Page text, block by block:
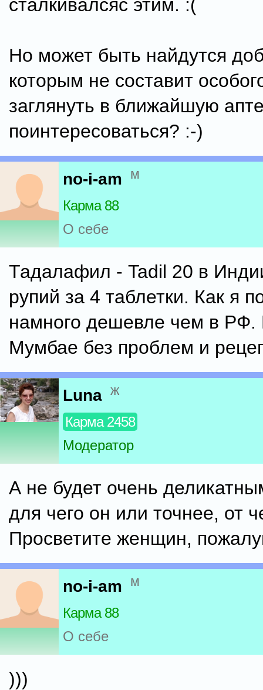
сталкивалсяс этим. :(
Но может быть найдутся
которым не составит
заглянуть в ближайшую
поинтересоваться? :-)
no-i-am м
Карма 88
О себе
Тадалафил - Tadil 20 в
рупий за 4 таблетки. Как я
намного дешевле чем в РФ.
Мумбае без проблем и
Luna ж
Карма 2458
Модератор
А не будет очень
для чего он или точнее, от
Просветите женщин,
no-i-am м
Карма 88
О себе
)))